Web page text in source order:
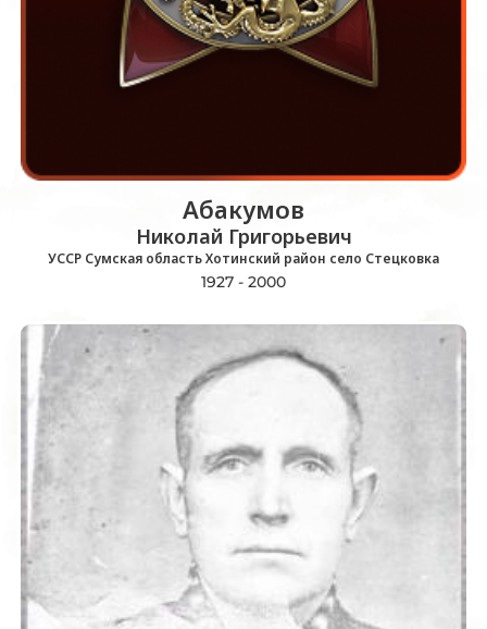
Абакумов
Николай Григорьевич
УССР Сумская область Хотинский район село Стецковка
1927 - 2000